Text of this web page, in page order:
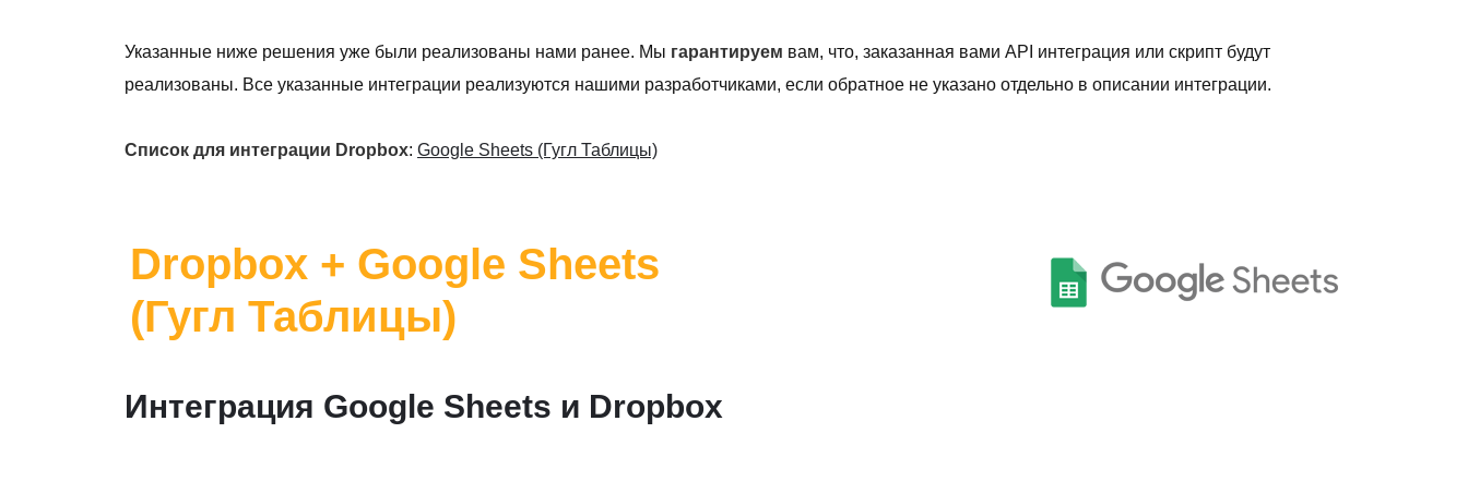
Указанные ниже решения уже были реализованы нами ранее. Мы гарантируем вам, что, заказанная вами API интеграция или скрипт будут
реализованы. Все указанные интеграции реализуются нашими разработчиками, если обратное не указано отдельно в описании интеграции.
Список для интеграции Dropbox: Google Sheets (Гугл Таблицы)
Dropbox + Google Sheets
(Гугл Таблицы)
Интеграция Google Sheets и Dropbox